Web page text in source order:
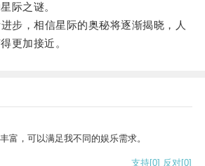
际之谜。
，相信星际的奥秘将逐渐揭晓，人
更加接近。
富，可以满足我不同的娱乐需求。
支持[0] 反对[0]